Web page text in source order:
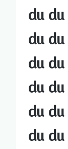
du
du
du
du
du
du